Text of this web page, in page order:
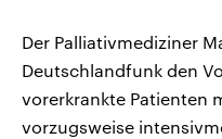
Der Palliativmediziner
Deutschlandfunk den
vorerkrankte Patienten
vorzugsweise